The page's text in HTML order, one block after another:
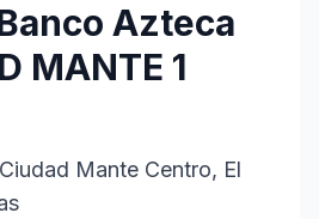
Azteca
MANTE 1
Mante Centro, El